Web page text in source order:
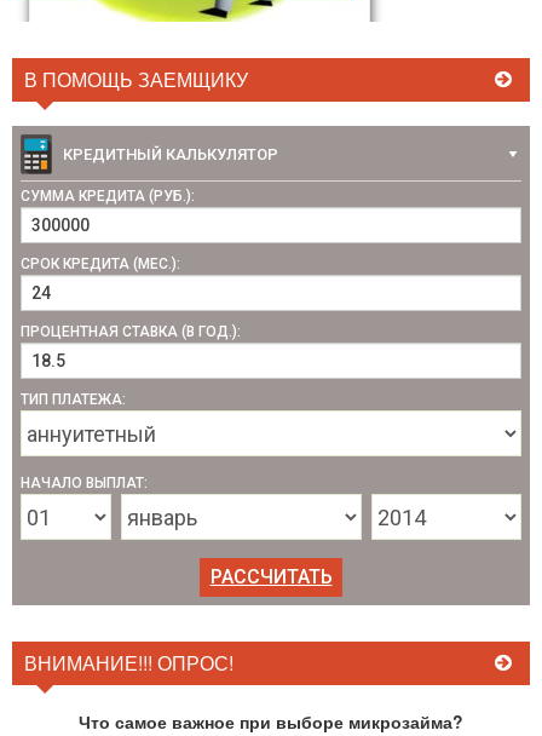
В ПОМОЩЬ ЗАЕМЩИКУ
КРЕДИТНЫЙ КАЛЬКУЛЯТОР
СУММА КРЕДИТА (РУБ.):
СРОК КРЕДИТА (МЕС.):
ПРОЦЕНТНАЯ СТАВКА (В ГОД.):
ТИП ПЛАТЕЖА:
НАЧАЛО ВЫПЛАТ:
ВНИМАНИЕ!!! ОПРОС!
Что самое важное при выборе микрозайма?